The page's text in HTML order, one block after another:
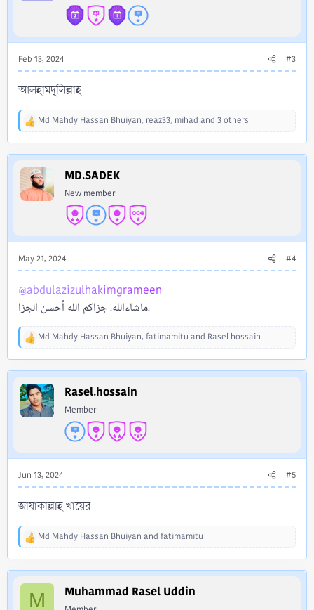
Feb 13, 2024 #3
আলহামদুলিল্লাহ
R
a
i
o
:
Md Mahdy Hassan Bhuiyan, reaz33, mihad and 3 others
MD.SADEK
New member
May 21, 2024 #4
@abdulazizulhakimgrameen
ماشاءالله، جزاكم الله أحسن الجزا،
R
a
t
i
o
:
Md Mahdy Hassan Bhuiyan, fatimamitu and Rasel.hossain
Rasel.hossain
Member
Jun 13, 2024 #5
জাযাকাল্লাহ খায়ের
R
a
Md Mahdy Hassan Bhuiyan and fatimamitu
M Muhammad Rasel Uddin